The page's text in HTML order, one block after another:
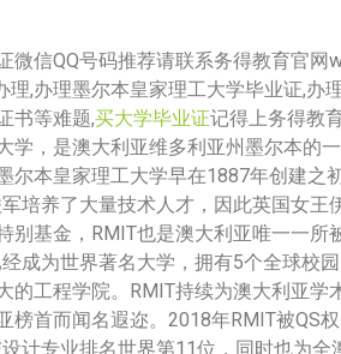
微信QQ号码推荐请联系务得教育官网
理,办理墨尔本皇家理工大学毕业证,办
书等难题,买大学毕业证记得上务得教
学，是澳大利亚维多利亚州墨尔本的
尔本皇家理工大学早在1887年创建之
培养了大量技术人才，因此英国女王
别基金，RMIT也是澳大利亚唯一一
成为世界著名大学，拥有5个全球校
的工程学院。RMIT持续为澳大利亚学
榜首而闻名遐迩。2018年RMIT被QS
计专业排名世界第11位，同时也为